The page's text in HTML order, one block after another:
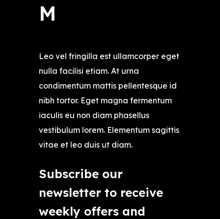
M
Leo vel fringilla est ullamcorper eget
nulla facilisi etiam. At urna
condimentum mattis pellentesque id
nibh tortor. Eget magna fermentum
iaculis eu non diam phasellus
vestibulum lorem. Elementum sagittis
vitae et leo duis ut diam.
Subscribe our
newsletter to receive
weekly offers and